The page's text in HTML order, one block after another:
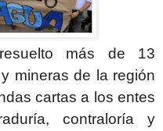
más de 13
mineras de la región
cartas a los entes
contraloría y